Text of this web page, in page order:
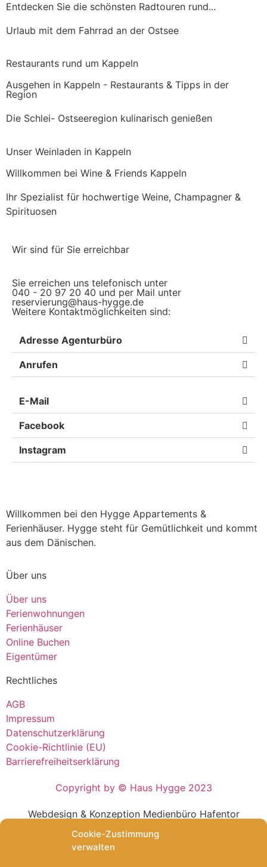
Entdecken Sie die schönsten Radtouren rund...
Urlaub mit dem Fahrrad an der Ostsee
Restaurants rund um Kappeln
Ausgehen in Kappeln - Restaurants & Tipps in der
Region
Die Schlei- Ostseeregion kulinarisch genießen
Unser Weinladen in Kappeln
Willkommen bei Wine & Friends Kappeln
Ihr Spezialist für hochwertige Weine, Champagner &
Spirituosen
Wir sind für Sie erreichbar
Sie erreichen uns telefonisch unter
040 - 20 97 20 40 und per Mail unter
reservierung@haus-hygge.de
Weitere Kontaktmöglichkeiten sind:
Adresse Agenturbüro
Anrufen
E-Mail
Facebook
Instagram
Willkommen bei den Hygge Appartements &
Ferienhäuser. Hygge steht für Gemütlichkeit und kommt
aus dem Dänischen.
Über uns
Über uns
Ferienwohnungen
Ferienhäuser
Online Buchen
Eigentümer
Rechtliches
AGB
Impressum
Datenschutzerklärung
Cookie-Richtlinie (EU)
Barrierefreiheitserklärung
Copyright by © Haus Hygge 2023
Webdesign & Konzeption Medienbüro Hafentor
Cookie-Zustimmung
verwalten